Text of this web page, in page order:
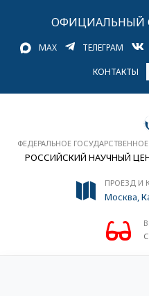
ОФИЦИАЛЬНЫЙ
MAX ТЕЛЕГРАМ
КОНТАКТЫ
ФЕДЕРАЛЬНОЕ
РОССИЙСКИЙ НАУЧНЫЙ
ПРОЕЗД И
Москва,